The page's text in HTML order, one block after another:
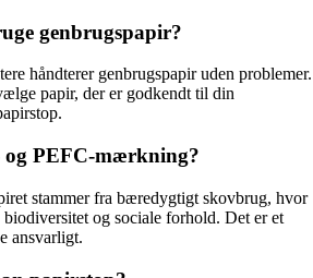
genbrugspapir?
håndterer genbrugspapir uden problemer.
papir, der er godkendt til din
og PEFC-mærkning?
stammer fra bæredygtigt skovbrug, hvor
og sociale forhold. Det er et
ansvarligt.